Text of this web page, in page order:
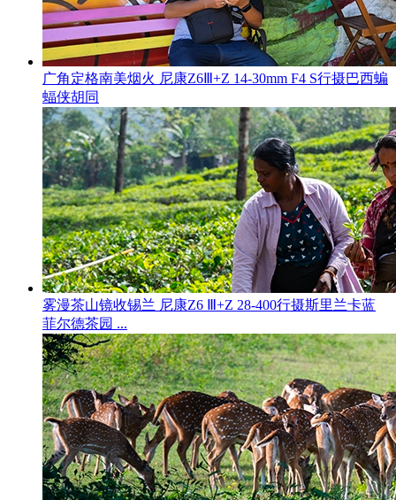
广角定格南美烟火 尼康Z6Ⅲ+Z 14-30mm F4 S行摄巴西蝙
蝠侠胡同
雾漫茶山镜收锡兰 尼康Z6 Ⅲ+Z 28-400行摄斯里兰卡蓝
菲尔德茶园 ...